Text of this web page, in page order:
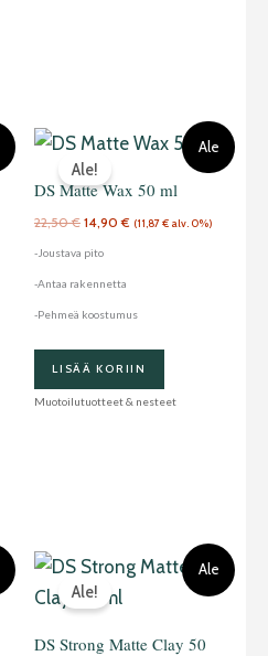
Ale
Ale!
DS Matte Wax 50 ml
22,50€
Alkuperäinen
hinta
oli:
22,50 €.
14,90€
Nykyinen
hinta
14,90 €.
(11,87€ alv. 0%)
-Joustava pito
-Antaa rakennetta
-Pehmeä koostumus
LISÄÄ KORIIN
Muotoilutuotteet & nesteet
Ale
Ale!
DS Strong Matte Clay 50
Alkuperäinen
hinta
oli:
22,50 €.
Nykyinen
hinta